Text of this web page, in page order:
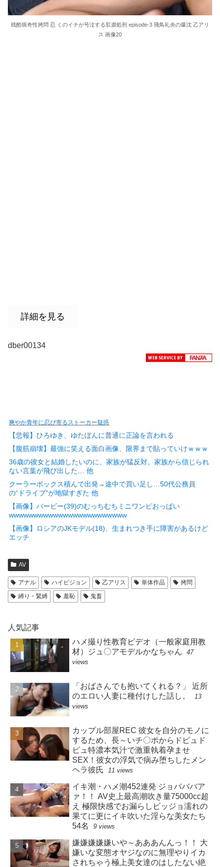
残酷猟奇性拷問 忍 くのイチが号泣する肛虐処刑 episode-3 飛鳥礼央の爆沈 乙アリ
ス 画像20
詳細を見る
dber00134
爽やか青年に忍び寄るストーカー疑惑
【悲報】ひろゆき、ゆたぼんに普通に正論を言われる
【腹筋崩壊】最強に笑える面白画像、限界まで貼っていけｗｗｗ
36歳の彼女と結婚したいのに、家族が猛反対。家族から信じられ
ない言葉が飛び出した… 他
クーラーボックス積んで出発→途中で買い足し…50代公務員
の“ドライブ”が地獄すぎた 他
【画像】バービー(39)のむっちむちミニワンピおっぱい
wwwwwwwwwwwwwwwwwwwwwwww
【画像】ロシアのJKモデル(18)、生まれつき手に障害があるけど
エッチ
AV
アナル ハイビジョン 乙アリス 単体作品
拷問
縛り・緊縛
羞恥 鬼畜
人気記事
ハメ撮り性教育ビデオ（一般家庭用教
材）ジュ〇アモデルかなちゃん
47
views
「おばさんでも抱いてくれる？」 近所
のエロい人妻に種付けした話し。
13
views
カップル部屋REC 彼女を自分のモノに
するため、長～いチ〇ポからドピュド
ピュ特濃本気汁で激重執着孕ませ
SEX！彼女の浮気で病み堕ちしたメン
ヘラ彼氏
11 views
イキ潮・ハメ潮452連発 ジョバババア
ァ！！ AV史上最高潮吹き量75000cc超
え 極限快感でお漏らしビッジョ濡れの
果てに更にイキ吹いた淫らな美女たち
54名
9 views
嫌嫌嫌嫌嫌いや～あああんんっ！！ 大
嫌いな変態オヤジなのに無理やりイカ
されちゃう極上美女達のはしたない絶